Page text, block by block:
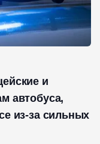
и
автобуса,
из-за сильных